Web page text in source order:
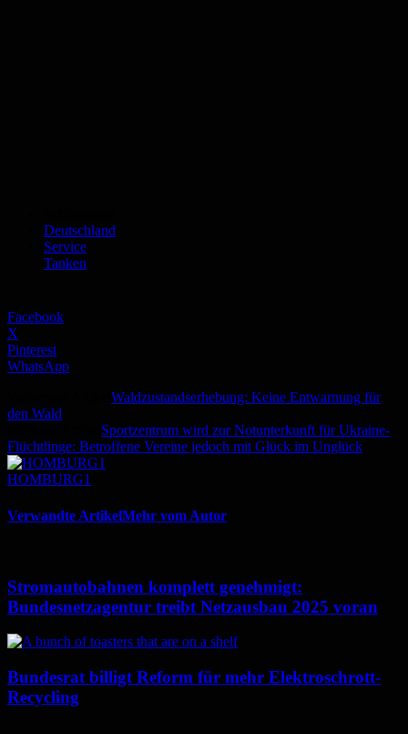
Deutschland
Service
Tanken
Facebook
X
Pinterest
WhatsApp
Waldzustandserhebung: Keine Entwarnung für
den Wald
Sportzentrum wird zur Notunterkunft für Ukraine-
Flüchtlinge: Betroffene Vereine jedoch mit Glück im Unglück
HOMBURG1
Verwandte ArtikelMehr vom Autor
Stromautobahnen komplett genehmigt:
Bundesnetzagentur treibt Netzausbau 2025 voran
Bundesrat billigt Reform für mehr Elektroschrott-
Recycling